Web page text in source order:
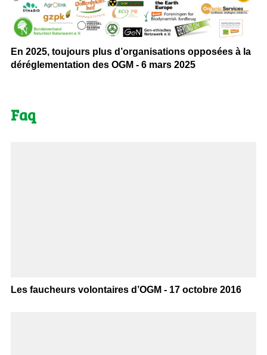
En 2025, toujours plus d’organisations opposées à la
déréglementation des OGM - 6 mars 2025
Faq
Les faucheurs volontaires d’OGM - 17 octobre 2016